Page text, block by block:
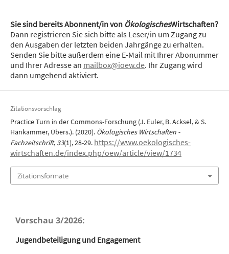
Sie sind bereits Abonnent/in von ÖkologischesWirtschaften?
Dann registrieren Sie sich bitte als Leser/in um Zugang zu
den Ausgaben der letzten beiden Jahrgänge zu erhalten.
Senden Sie bitte außerdem eine E-Mail mit Ihrer Abonummer
und Ihrer Adresse an mailbox@ioew.de. Ihr Zugang wird
dann umgehend aktiviert.
Zitationsvorschlag
Practice Turn in der Commons-Forschung (J. Euler, B. Acksel, & S.
Hankammer, Übers.). (2020). Ökologisches Wirtschaften -
Fachzeitschrift, 33(1), 28-29. https://www.oekologisches-
wirtschaften.de/index.php/oew/article/view/1734
Zitationsformate
Vorschau 3/2026:
Jugendbeteiligung und Engagement